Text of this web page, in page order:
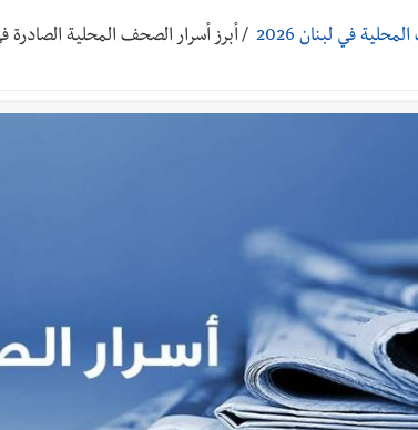
الحريري تعقدان الاجتماع التشاوري الأول للمرصد الحضري
: إضراب الاثنين احتجاجا على تقسيط المفعول الرجعي
هل ننتظر الحقيقة؟
الإعلام
يستقبل المختارين بعاصيري والبيلاني
في لبنان 2026 /